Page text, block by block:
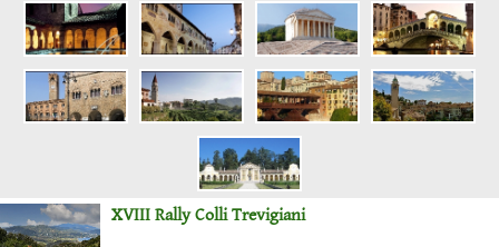
XVIII Rally Colli Trevigiani